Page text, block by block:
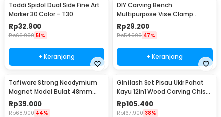
Toddi Spidol Dual Side Fine Art
Marker 30 Color - T30
Rp32.900
Rp66.900 51%
+ Keranjang
DIY Carving Bench
Multipurpose Vise Clamp
Tablet Drill Press Sculpture -
1267
Rp29.200
Rp54.900 47%
+ Keranjang
Taffware Strong Neodymium
Magnet Model Bulat 48mm
85-90kg - TN6
Rp39.000
Rp68.900 44%
Ginflash Set Pisau Ukir Pahat
Kayu 12in1 Wood Carving Chisel
Knife - OE12
Rp105.400
Rp167.900 38%